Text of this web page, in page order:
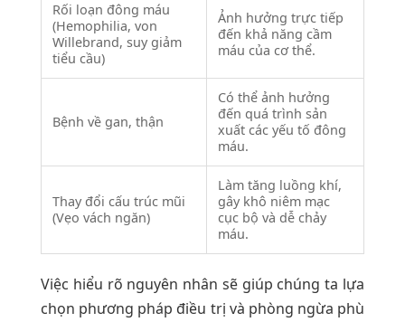
Rối loạn đông máu
(Hemophilia, von
Willebrand, suy giảm
tiểu cầu)
Ảnh hưởng trực tiếp
đến khả năng cầm
máu của cơ thể.
Bệnh về gan, thận
Có thể ảnh hưởng
đến quá trình sản
xuất các yếu tố đông
máu.
Thay đổi cấu trúc mũi
(Vẹo vách ngăn)
Làm tăng luồng khí,
gây khô niêm mạc
cục bộ và dễ chảy
máu.
Việc hiểu rõ nguyên nhân sẽ giúp chúng ta lựa
chọn phương pháp điều trị và phòng ngừa phù